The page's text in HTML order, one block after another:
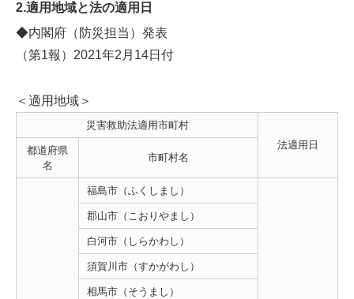
2.適用地域と法の適用日
◆内閣府（防災担当）発表
（第1報）2021年2月14日付
＜適用地域＞
災害救助法適用市町村
法適用日
都道府県
名
市町村名
福島市（ふくしまし）
郡山市（こおりやまし）
白河市（しらかわし）
須賀川市（すかがわし）
相馬市（そうまし）